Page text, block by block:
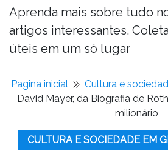
Aprenda mais sobre tudo
artigos interessantes.
úteis em um só lugar
Pagina inicial
Cultura e
David Mayer, da Biografia de
milionário
CULTURA E SOCIEDADE EM